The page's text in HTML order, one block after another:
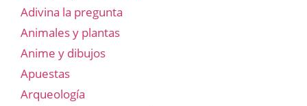
Adivina la pregunta
Animales y plantas
Anime y dibujos
Apuestas
Arqueología